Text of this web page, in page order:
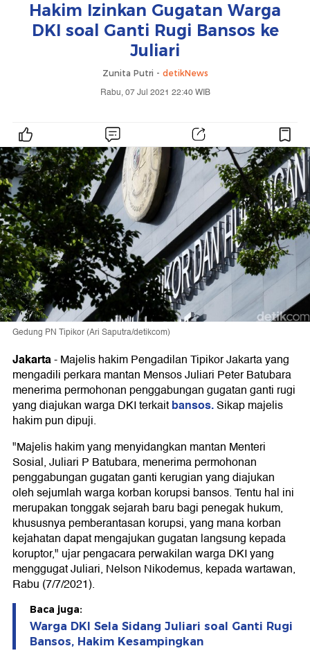
Hakim Izinkan Gugatan Warga
DKI soal Ganti Rugi Bansos ke
Juliari
Zunita Putri - detikNews
Rabu, 07 Jul 2021 22:40 WIB
Gedung PN Tipikor (Ari Saputra/detikcom)
Jakarta-Majelis hakim Pengadilan Tipikor Jakarta yang
mengadili perkara mantan Mensos Juliari Peter Batubara
menerima permohonan penggabungan gugatan ganti rugi
yang diajukan warga DKI terkaitbansos.Sikap majelis
hakim pun dipuji.
"Majelis hakim yang menyidangkan mantan Menteri
Sosial, Juliari P Batubara, menerima permohonan
penggabungan gugatan ganti kerugian yang diajukan
oleh sejumlah warga korban korupsi bansos. Tentu hal ini
merupakan tonggak sejarah baru bagi penegak hukum,
khususnya pemberantasan korupsi, yang mana korban
kejahatan dapat mengajukan gugatan langsung kepada
koruptor," ujar pengacara perwakilan warga DKI yang
menggugat Juliari, Nelson Nikodemus, kepada wartawan,
Rabu (7/7/2021).
Baca juga:
Warga DKI Sela Sidang Juliari soal Ganti Rugi
Bansos, Hakim Kesampingkan